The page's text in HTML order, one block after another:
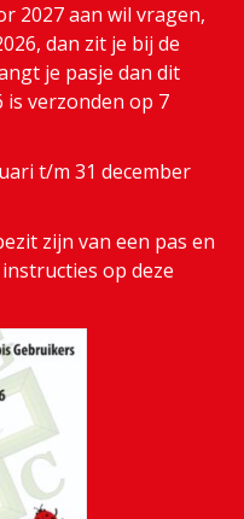
2027 aan wil vragen,
dan zit je bij de
je pasje dan dit
is verzonden op 7
t/m 31 december
zijn van een pas en
op deze